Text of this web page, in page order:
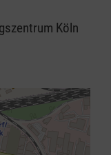
Köln